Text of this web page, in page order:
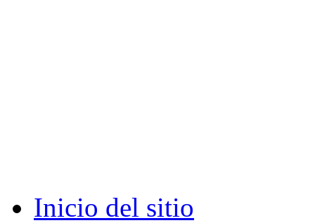
Inicio del sitio